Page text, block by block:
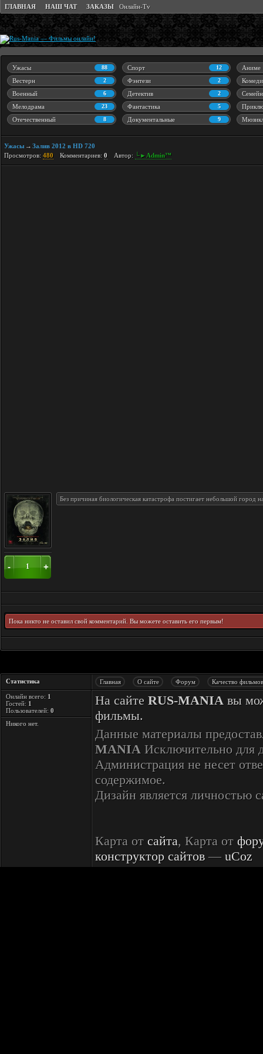
ГЛАВНАЯ НАШ ЧАТ ЗАКАЗЫ Онлайн-Tv
88
Ужасы 12
Спорт Аниме
2
Вестерн 2
Фэнтези
6
Военный 2
Детектив
23
Мелодрама 5
Фантастика
8
Отечественный 9
Документальные
Ужасы → Залив 2012 в HD 720
Просмотров: 480 Комментариев: 0 Автор: └►Admin™
- 1 +
Без причиная биологическая катастрофа постигает небольшой
Пока никто не оставил свой комментарий. Вы можете оставить его первым!
Статистика Главная О сайте Форум Качество фильмов
Онлайн всего: 1
Гостей: 1
Пользователей: 0
Никого нет.
На сайте RUS-MANIA вы
фильмы.
Данные материалы
MANIA Исключительно для
Администрация не несет
содержимое.
Дизайн является личностью
Карта от сайта, Карта от
конструктор сайтов — uCoz